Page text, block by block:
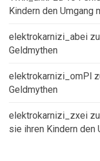
Kindern den Umgang
elektrokarnizi_abei zu
Geldmythen
elektrokarnizi_omPl
Geldmythen
elektrokarnizi_zxei zu
sie ihren Kindern den